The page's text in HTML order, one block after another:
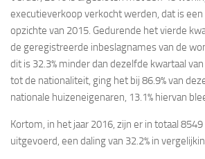
executieverkoop verkocht werden, dat is een
opzichte van 2015. Gedurende het vierde
de geregistreerde inbeslagnames van de
dit is 32.3% minder dan dezelfde kwartaal
tot de nationaliteit, ging het bij 86.9% van
nationale huizeneigenaren, 13.1% hiervan
Kortom, in het jaar 2016, zijn er in totaal
uitgevoerd, een daling van 32.2% in